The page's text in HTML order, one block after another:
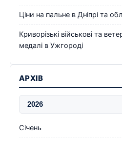
Ціни на пальне в Дніпрі та
Криворізькі військові та
медалі в Ужгороді
АРХІВ
Січень